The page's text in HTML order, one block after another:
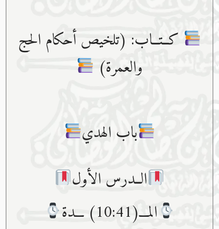
كــتــاب: (تلخيص أحكام الحج
والعمرة)
باب الهدي
الــدرس الأول
المـــ(10:41) ـــدة